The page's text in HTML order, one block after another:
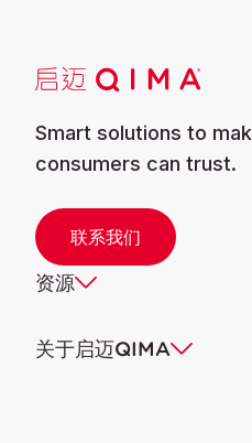
Smart solutions to
consumers can trust.
联系我们
资源
关于启迈QIMA